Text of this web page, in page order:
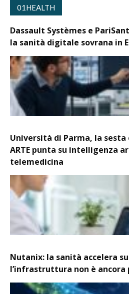
01HEALTH
Dassault Systèmes e
la sanità digitale sovrana in
Università di Parma, la
ARTE punta su intelligenza
telemedicina
Nutanix: la sanità accelera
l’infrastruttura non è ancora